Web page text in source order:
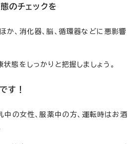
のチェックを
か、消化器、脳、循環器などに悪影響
態をしっかりと把握しましょう。
す！
中の女性、服薬中の方、運転時はお酒